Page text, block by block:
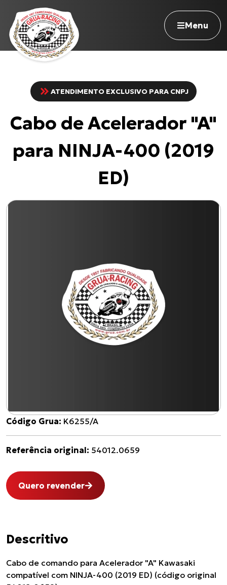
Menu
Navegue pelo site
Nossa história
Atuação
Seja revendedor
ATENDIMENTO EXCLUSIVO PARA CNPJ
Cabo de Acelerador "A"
para NINJA-400 (2019
ED)
Código Grua: K6255/A
Referência original: 54012.0659
Quero revender
Descritivo
Cabo de comando para Acelerador "A" Kawasaki
compatível com NINJA-400 (2019 ED) (código original